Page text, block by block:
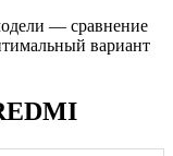
— сравнение
вариант